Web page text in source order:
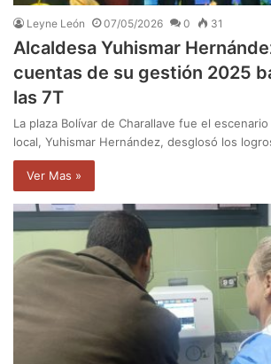
Leyne León 07/05/2026 0 31
Alcaldesa Yuhismar
cuentas de su gestión 2025
las 7T
La plaza Bolívar de Charallave fue el
local, Yuhismar Hernández, desglosó los
Ver Mas »